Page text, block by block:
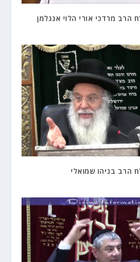
הרב מרדכי אורי הלוי אנגלמן
הרב בניהו שמואלי